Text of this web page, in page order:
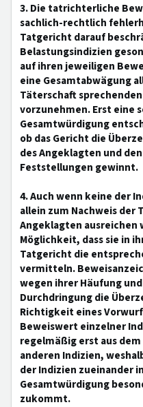
3. Die tatrichterliche
sachlich-rechtlich
Tatgericht darauf
Belastungsindizien
auf ihren jeweiligen
eine Gesamtabwägung
Täterschaft
vorzunehmen. Erst eine
Gesamtwürdigung
ob das Gericht die
des Angeklagten und
Feststellungen gewinnt.
4. Auch wenn keine der
allein zum Nachweis der
Angeklagten ausreichen
Möglichkeit, dass sie in
Tatgericht die
vermitteln.
wegen ihrer Häufung
Durchdringung die
Richtigkeit eines
Beweiswert einzelner
regelmäßig erst aus
anderen Indizien,
der Indizien zueinander
Gesamtwürdigung
zukommt.